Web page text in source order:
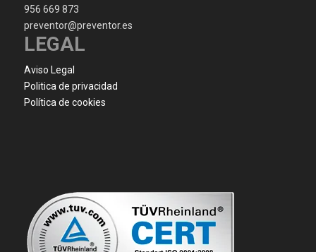
956 669 873
preventor@preventor.es
LEGAL
Aviso Legal
Politica de privacidad
Política de cookies